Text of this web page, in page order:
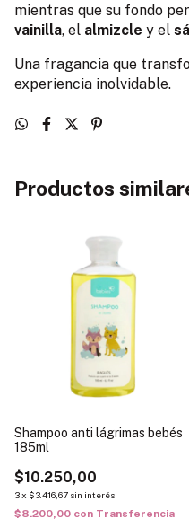
mientras que su fondo
vainilla, el almizcle y el
Una fragancia que
experiencia inolvidable.
Productos
Shampoo anti lágrimas bebés
185ml
$10.250,00
3x $3.416,67 sin interés
$8.200,00 con Transferencia